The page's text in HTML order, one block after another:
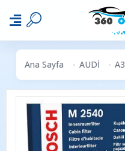
Ana Sayfa AUDİ A3